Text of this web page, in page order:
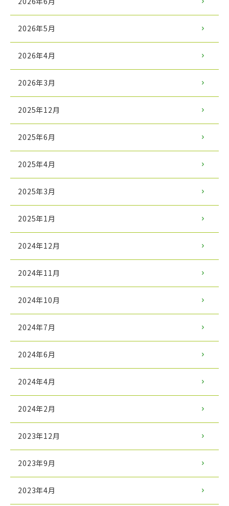
2026年5月
2026年4月
2026年3月
2025年12月
2025年6月
2025年4月
2025年3月
2025年1月
2024年12月
2024年11月
2024年10月
2024年7月
2024年6月
2024年4月
2024年2月
2023年12月
2023年9月
2023年4月